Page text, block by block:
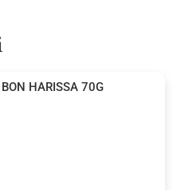
HARISSA 70G